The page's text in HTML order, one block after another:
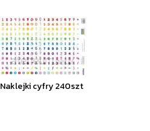
Naklejki cyfry 240szt